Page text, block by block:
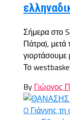
Σήμερα στο
Πάτρα), μετά
γιορτάσουμε
Το
By Γιώργος